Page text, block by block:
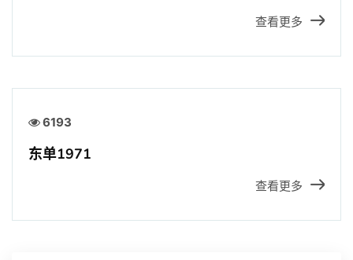
查看更多
6193
东单1971
查看更多